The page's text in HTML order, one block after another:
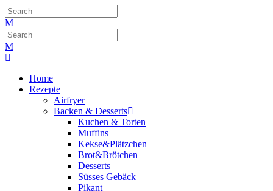
Home
Rezepte
Airfryer
Backen & Desserts
Kuchen & Torten
Muffins
Kekse&Plätzchen
Brot&Brötchen
Desserts
Süsses Gebäck
Pikant